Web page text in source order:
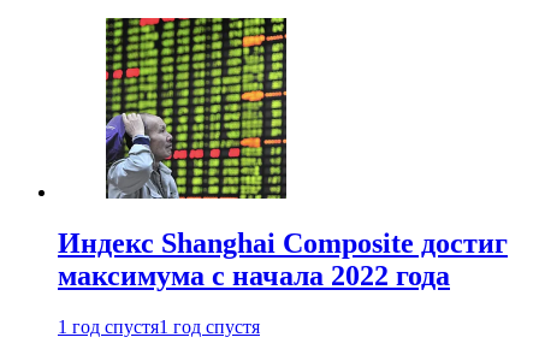
Индекс Shanghai Composite достиг
максимума с начала 2022 года
1 год спустя1 год спустя